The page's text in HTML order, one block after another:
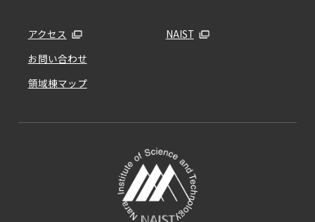
アクセス
お問い合わせ
領域棟マップ
NAIST